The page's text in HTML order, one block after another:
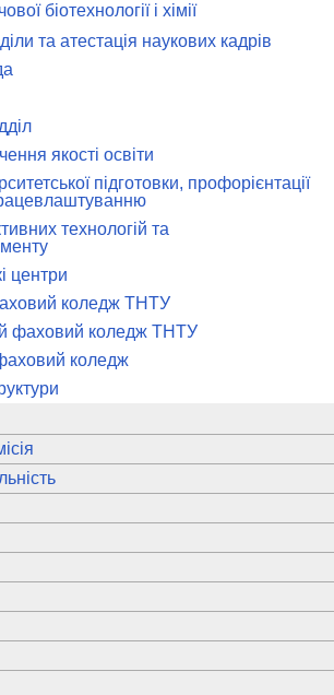
біотехнології і хімії
та атестація наукових кадрів
якості освіти
підготовки, профорієнтації
технологій та
центри
коледж ТНТУ
фаховий коледж ТНТУ
коледж